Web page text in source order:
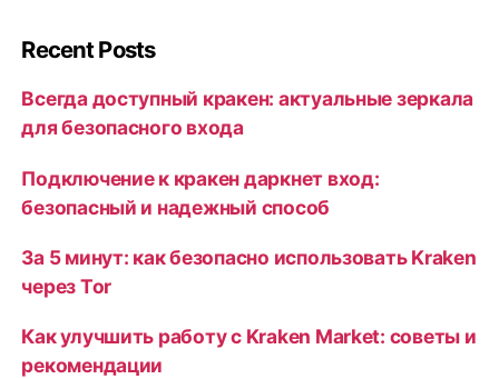
Recent Posts
Всегда доступный кракен: актуальные зеркала
для безопасного входа
Подключение к кракен даркнет вход:
безопасный и надежный способ
За 5 минут: как безопасно использовать Kraken
через Tor
Как улучшить работу с Kraken Market: советы и
рекомендации